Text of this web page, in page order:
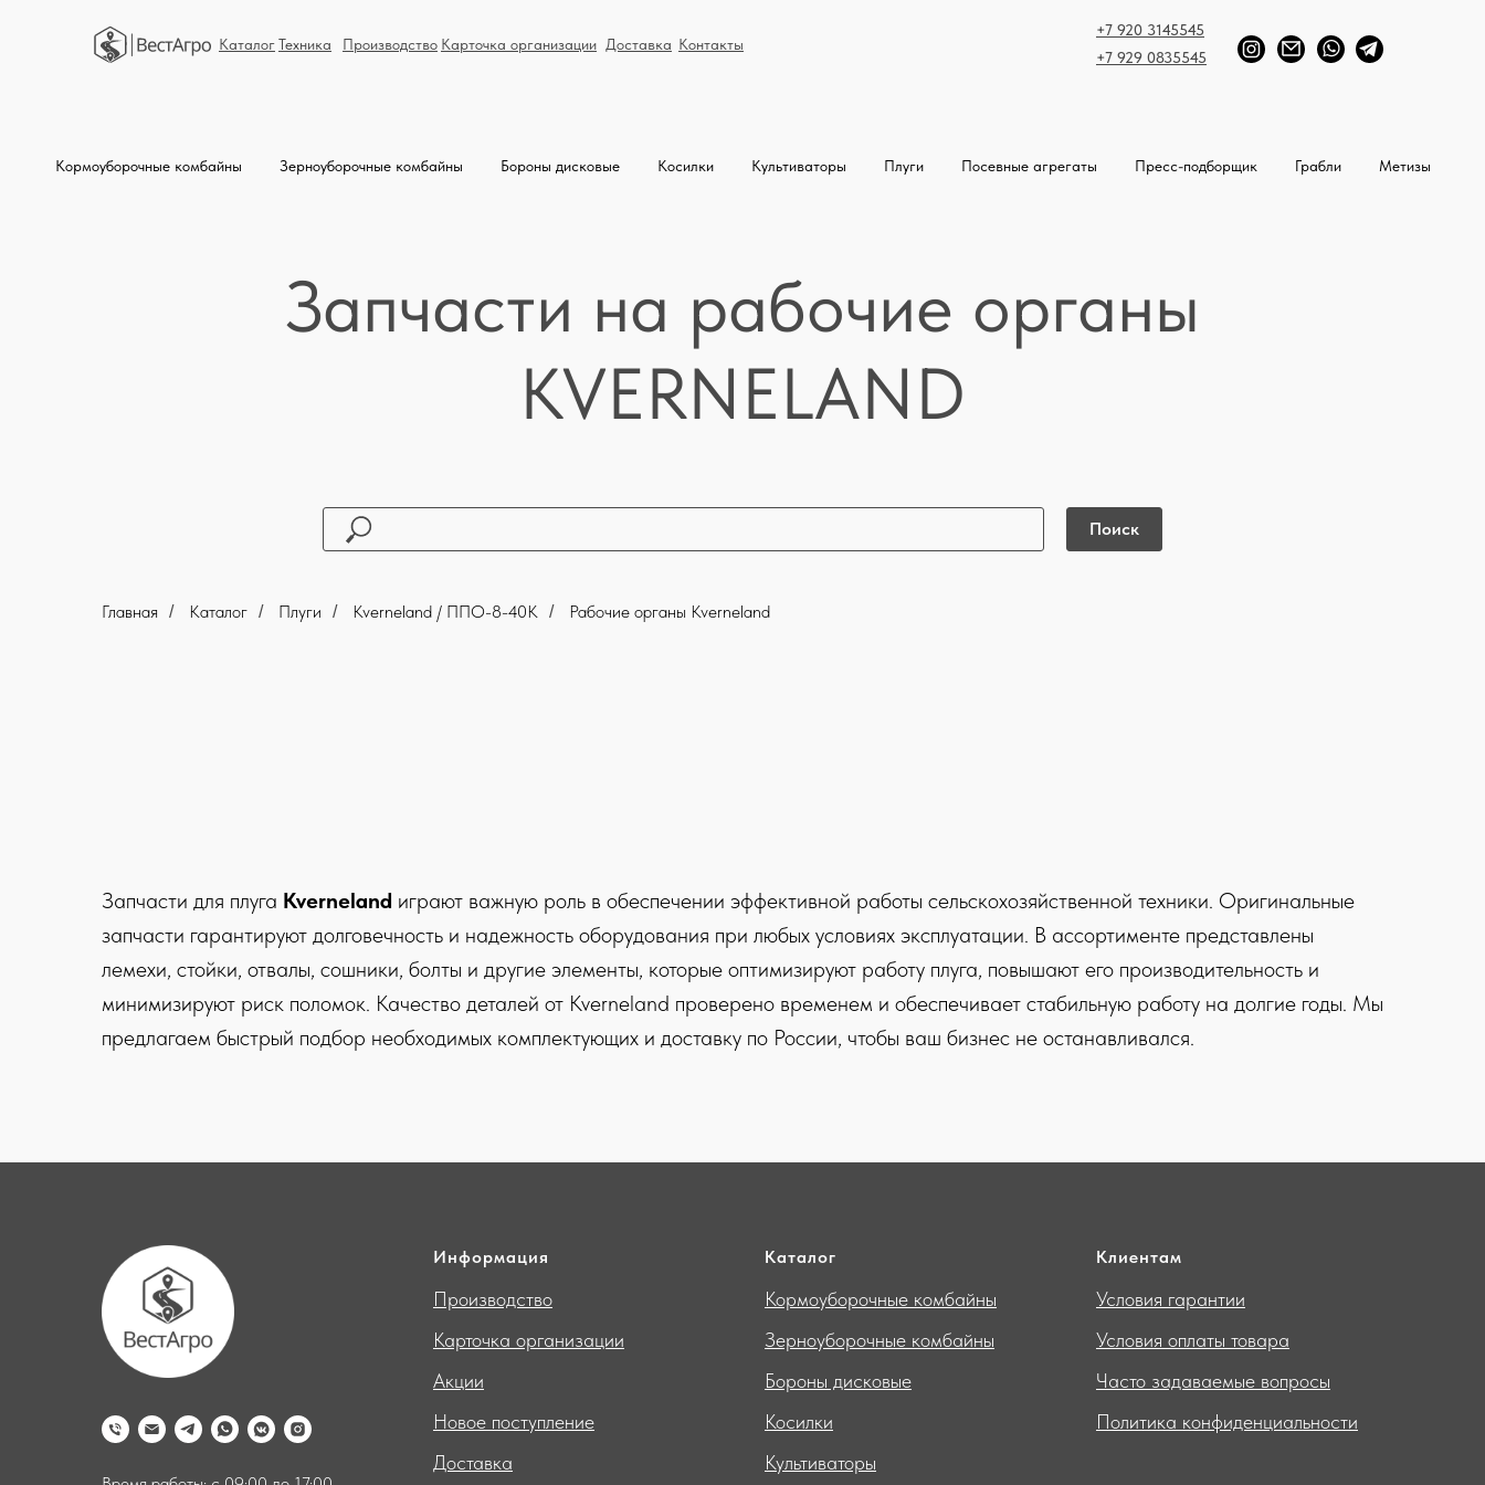
КаталогТехника Производство Карточка организации Доставка Контакты
+7 920 3145545
+7 929 0835545
Кормоуборочные комбайны Зерноуборочные комбайны Бороны дисковые Косилки Культиваторы Плуги Посевные агрегаты Пресс-подборщик Грабли Метизы
Запчасти на рабочие органы
KVERNELAND
Поиск
Главная / Каталог / Плуги / Kverneland / ППО-8-40К / Рабочие органы Kverneland
Запчасти для плуга Kverneland играют важную роль в обеспечении эффективной работы сельскохозяйственной техники. Оригинальные
запчасти гарантируют долговечность и надежность оборудования при любых условиях эксплуатации. В ассортименте представлены
лемехи, стойки, отвалы, сошники, болты и другие элементы, которые оптимизируют работу плуга, повышают его производительность и
минимизируют риск поломок. Качество деталей от Kverneland проверено временем и обеспечивает стабильную работу на долгие годы. Мы
предлагаем быстрый подбор необходимых комплектующих и доставку по России, чтобы ваш бизнес не останавливался.
Информация
Производство
Карточка организации
Акции
Новое поступление
Доставка
Каталог
Кормоуборочные комбайны
Зерноуборочные комбайны
Бороны дисковые
Косилки
Культиваторы
Клиентам
Условия гарантии
Условия оплаты товара
Часто задаваемые вопросы
Политика конфиденциальности